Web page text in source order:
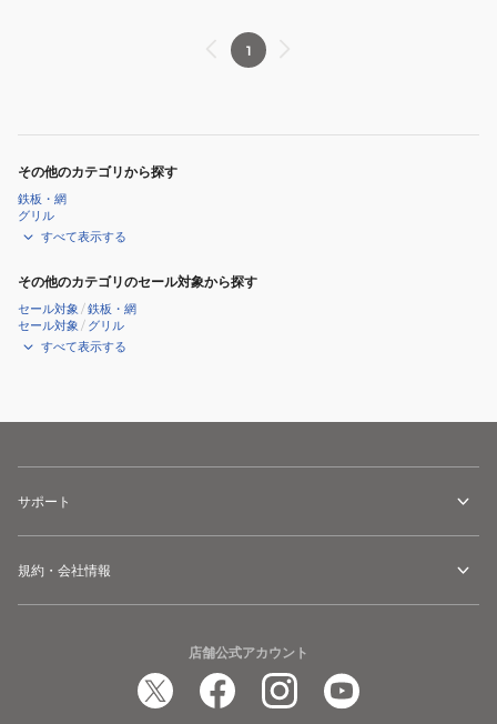
1
その他のカテゴリから探す
鉄板・網
グリル
すべて表示する
その他のカテゴリのセール対象から探す
セール対象 /鉄板・網
セール対象 / グリル
すべて表示する
サポート
規約・会社情報
店舗公式アカウント